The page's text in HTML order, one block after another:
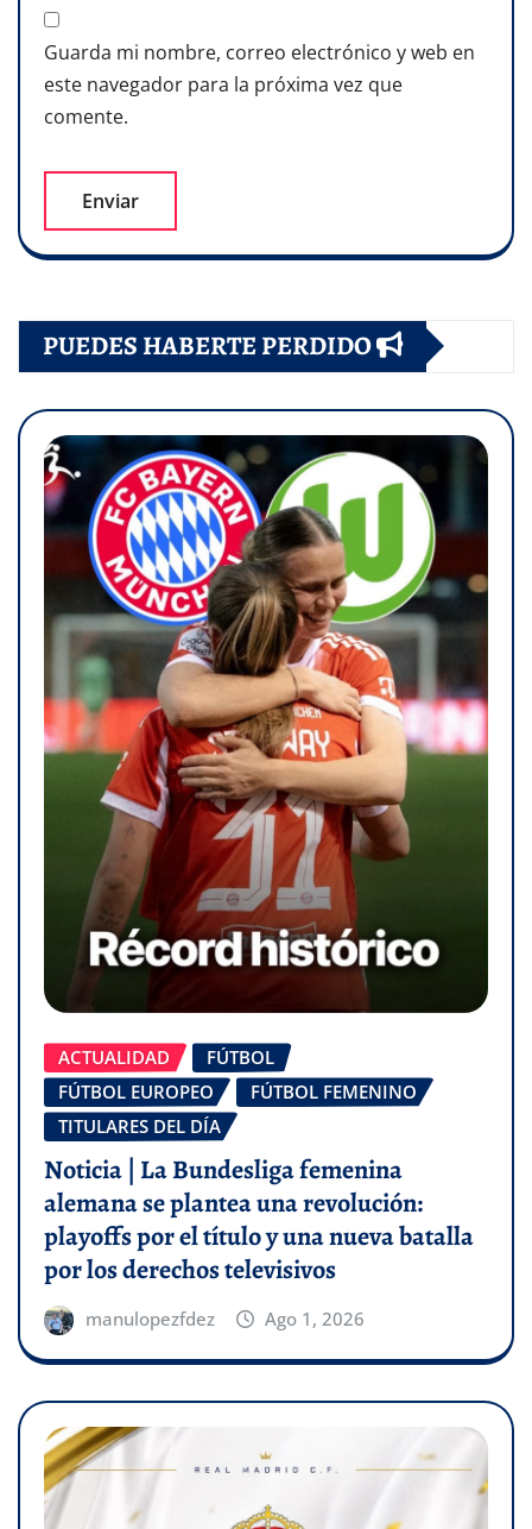
Guarda mi nombre, correo electrónico y web en
este navegador para la próxima vez que
comente.
PUEDES HABERTE PERDIDO
ACTUALIDAD
FÚTBOL
FÚTBOL EUROPEO
FÚTBOL FEMENINO
TITULARES DEL DÍA
Noticia | La Bundesliga femenina
alemana se plantea una revolución:
playoffs por el título y una nueva batalla
por los derechos televisivos
manulopezfdez Ago 1, 2026